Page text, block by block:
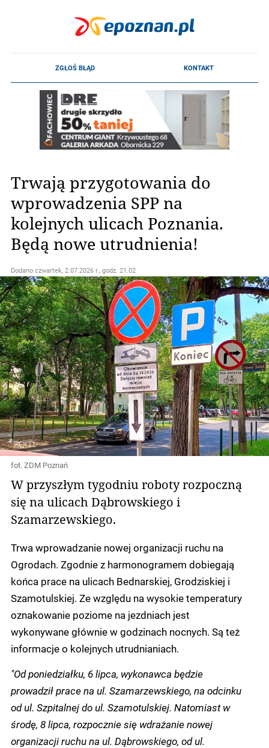
Trwają przygotowania do
wprowadzenia SPP na
kolejnych ulicach Poznania.
Będą nowe utrudnienia!
Dodano czwartek, 2.07.2026 r., godz. 21.02
fot. ZDM Poznań
W przyszłym tygodniu roboty rozpoczną
się na ulicach Dąbrowskiego i
Szamarzewskiego.
Trwa wprowadzanie nowej organizacji ruchu na
Ogrodach. Zgodnie z harmonogramem dobiegają
końca prace na ulicach Bednarskiej, Grodziskiej i
Szamotulskiej. Ze względu na wysokie temperatury
oznakowanie poziome na jezdniach jest
wykonywane głównie w godzinach nocnych. Są też
informacje o kolejnych utrudnianiach.
"Od poniedziałku, 6 lipca, wykonawca będzie
prowadził prace na ul. Szamarzewskiego, na odcinku
od ul. Szpitalnej do ul. Szamotulskiej. Natomiast w
środę, 8 lipca, rozpocznie się wdrażanie nowej
organizacji ruchu na ul. Dąbrowskiego, od ul.